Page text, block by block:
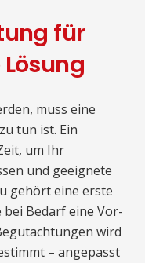
für
muss eine
tun ist. Ein
um Ihr
und geeignete
gehört eine erste
Bedarf eine Vor-
wird
– angepasst